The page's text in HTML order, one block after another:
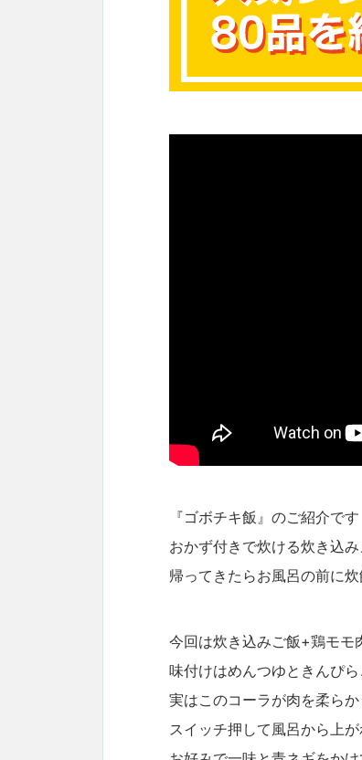
『ゴボチキ飯』のご紹介です
おかず付きで炊ける炊き込み
帰ってきたらお風呂の前に炊
今回は炊き込みご飯+鶏モモ
味付けはめんつゆときんぴ
実はこのコーラが肉を柔ら
スイッチ押して風呂から上